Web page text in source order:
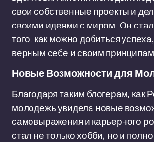
свои собственные проекты и
своими идеями с миром. Он
того, как можно добиться
верным себе и своим
Новые Возможности для
Благодаря таким блогерам, как
молодежь увидела новые
самовыражения и карьерного
стал не только хобби, но и